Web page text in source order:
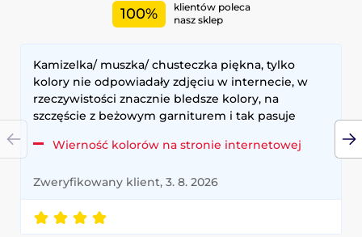
100%
klientów poleca
nasz sklep
Kamizelka/ muszka/ chusteczka piękna, tylko
kolory nie odpowiadały zdjęciu w internecie, w
rzeczywistości znacznie bledsze kolory, na
szczęście z beżowym garniturem i tak pasuje
Wierność kolorów na stronie internetowej
Zweryfikowany klient, 3. 8. 2026